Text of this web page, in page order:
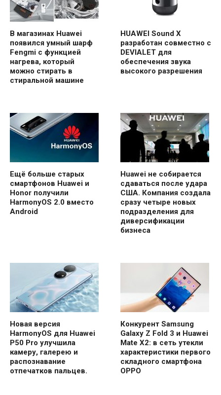
В магазинах Huawei
появился умный шарф
Fengmi с функцией
нагрева, который
можно стирать в
стиральной машине
HUAWEI Sound X
разработан совместно с
DEVIALET для
обеспечения звука
высокого разрешения
Ещё больше старых
смартфонов Huawei и
Honor получили
HarmonyOS 2.0 вместо
Android
Huawei не собирается
сдаваться после удара
США. Компания создала
сразу четыре новых
подразделения для
диверсификации
бизнеса
Новая версия
HarmonyOS для Huawei
P50 Pro улучшила
камеру, галерею и
распознавание
отпечатков пальцев.
Конкурент Samsung
Galaxy Z Fold 3 и Huawei
Mate X2: в сеть утекли
характеристики первого
складного смартфона
OPPO